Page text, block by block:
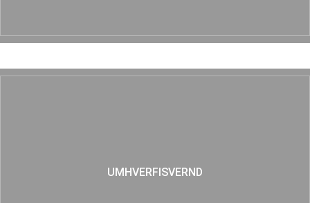
UMHVERFISVERND